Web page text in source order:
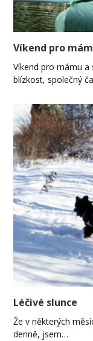
Víkend pro
Víkend pro mámu a
blízkost, společný
Léčivé slunce
Že v některých
denně, jsem…